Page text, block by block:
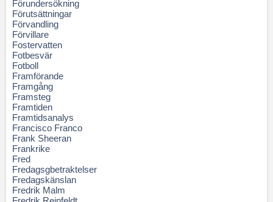
Förundersökning
Förutsättningar
Förvandling
Förvillare
Fostervatten
Fotbesvär
Fotboll
Framförande
Framgång
Framsteg
Framtiden
Framtidsanalys
Francisco Franco
Frank Sheeran
Frankrike
Fred
Fredagsgbetraktelser
Fredagskänslan
Fredrik Malm